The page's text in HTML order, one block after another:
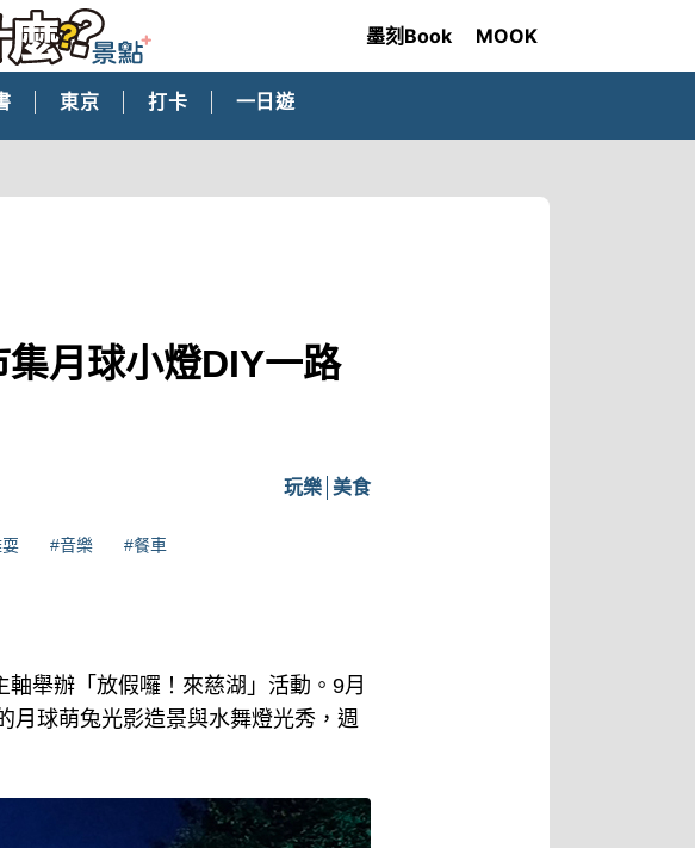
墨刻Book MOOK
東京 打卡 一日遊
月球小燈DIY一路
玩樂 美食
#音樂 #餐車
舉辦「放假囉！來慈湖」活動。9月
月球萌兔光影造景與水舞燈光秀，週